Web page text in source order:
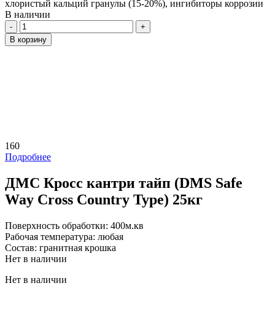
хлористый кальций гранулы (15-20%), ингибиторы коррозии
В наличии
Количество
В корзину
160
Подробнее
ДМС Кросс кантри тайп (DMS Safe
Way Cross Country Type) 25кг
Поверхность обработки: 400м.кв
Рабочая температура: любая
Состав: гранитная крошка
Нет в наличии
Нет в наличии